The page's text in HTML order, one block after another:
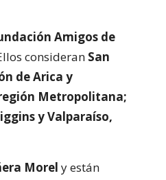
Amigos de
consideran San
de Arica y
Metropolitana;
y Valparaíso,
Morel y están